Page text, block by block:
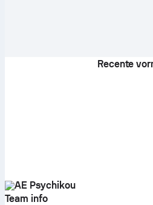
Recente
AE Psychikou
Team info